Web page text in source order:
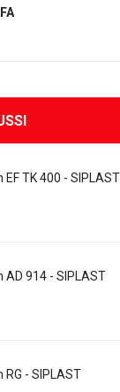
EF TK 400 - SIPLAST
AD 914 - SIPLAST
RG - SIPLAST